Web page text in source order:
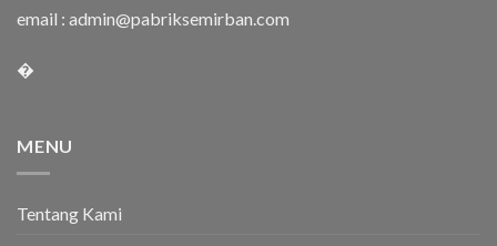
email : admin@pabriksemirban.com
�
MENU
Tentang Kami